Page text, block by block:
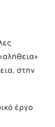
στην
έργο